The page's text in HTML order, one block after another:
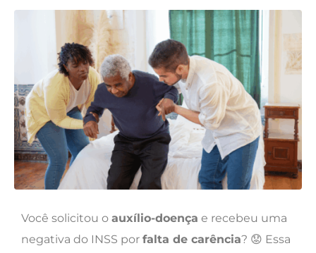
Você solicitou o auxílio-doença e recebeu uma
negativa do INSS por falta de carência? 😟 Essa